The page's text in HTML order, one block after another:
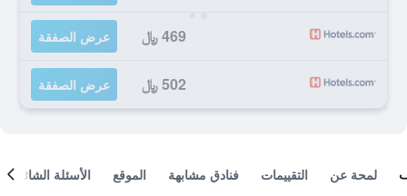
469 ﷼ عرض الصفقة
502 ﷼ عرض الصفقة
لمحة عن التقييمات فنادق مشابهة الموقع الأسئلة الشائعة